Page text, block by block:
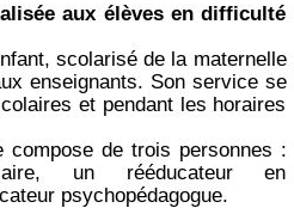
aux élèves en difficulté
scolarisé de la maternelle
enseignants. Son service se
et pendant les horaires
compose de trois personnes :
un rééducateur en
psychopédagogue.